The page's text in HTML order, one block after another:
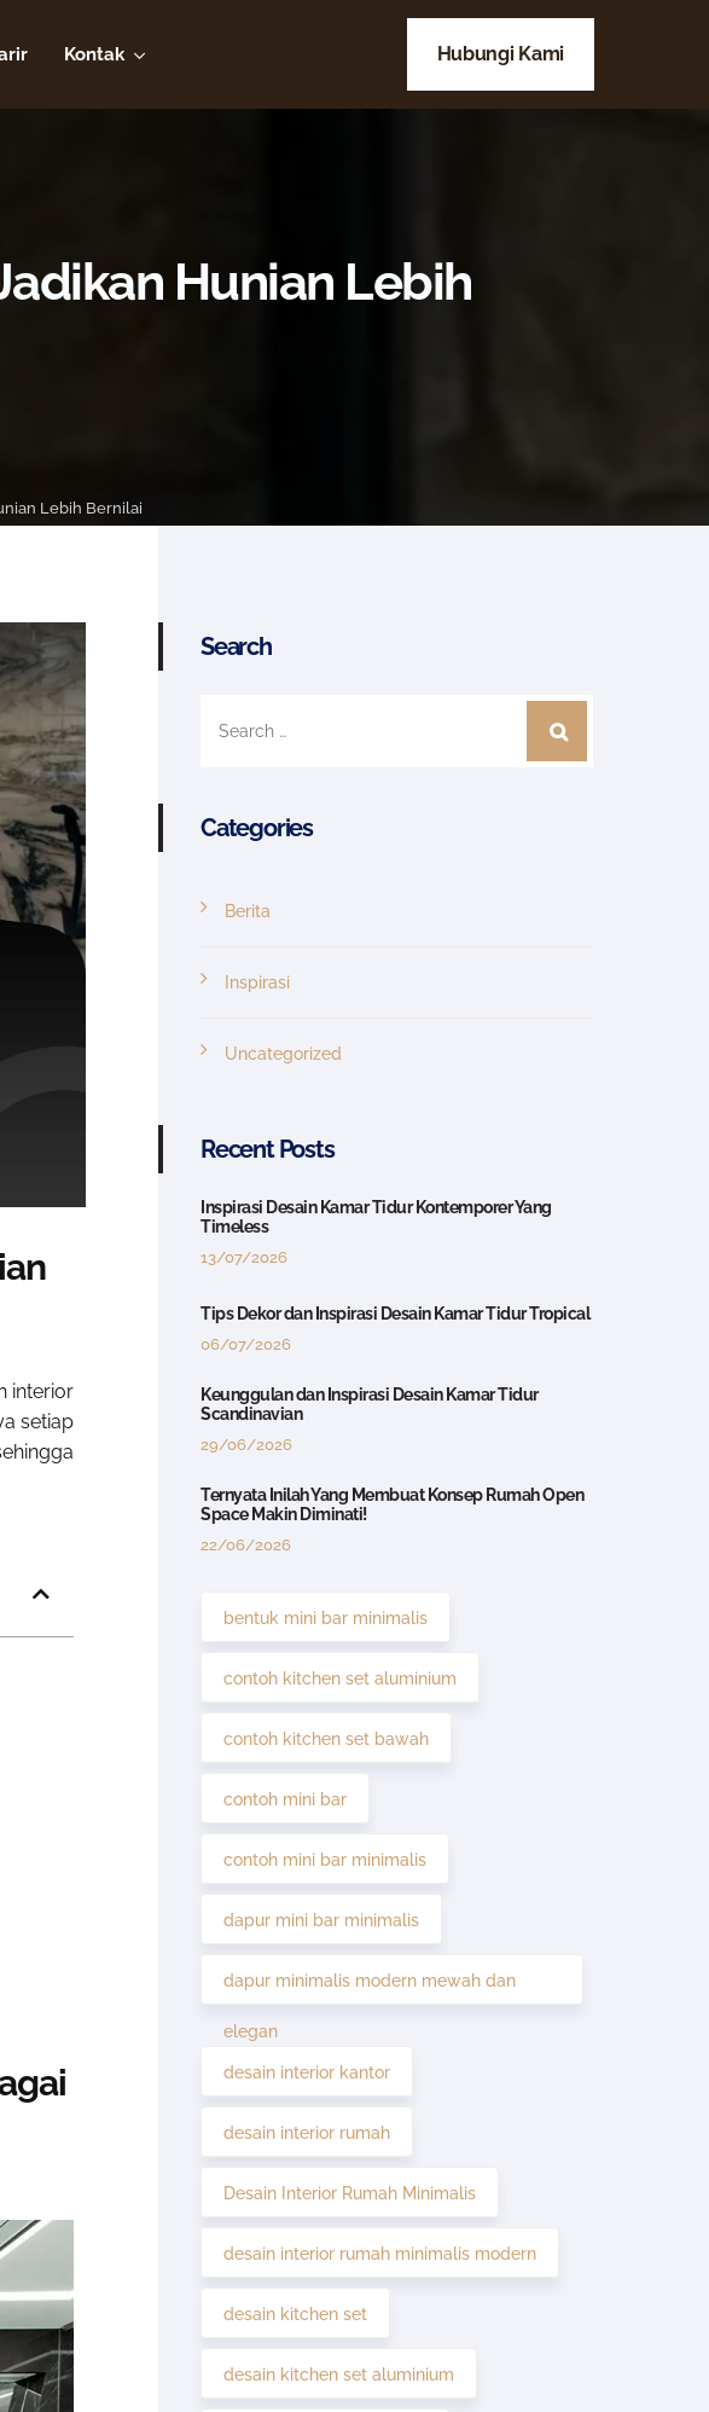
Kontak Hubungi Kami
Hunian Lebih
Lebih Bernilai
interior
setiap
Search
Categories
Berita
Inspirasi
Uncategorized
Recent Posts
Inspirasi Desain Kamar Tidur Kontemporer Yang
Timeless
13/07/2026
Tips Dekor dan Inspirasi Desain Kamar Tidur Tropical
06/07/2026
Keunggulan dan Inspirasi Desain Kamar Tidur
Scandinavian
29/06/2026
Ternyata Inilah Yang Membuat Konsep Rumah Open
Space Makin Diminati!
22/06/2026
bentuk mini bar minimalis
contoh kitchen set aluminium
contoh kitchen set bawah
contoh mini bar
contoh mini bar minimalis
dapur mini bar minimalis
dapur minimalis modern mewah dan
elegan
desain interior kantor
desain interior rumah
Desain Interior Rumah Minimalis
desain interior rumah minimalis modern
desain kitchen set
desain kitchen set aluminium